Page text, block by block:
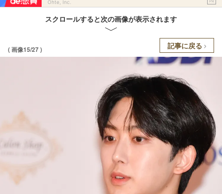
Ohte, Inc.
スクロールすると次の画像が表示されます
( 画像15/27 ) 記事に戻る